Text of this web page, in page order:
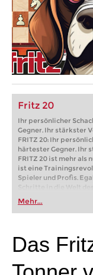
Fritz 20
Ihr persönlicher
Gegner. Ihr stärkster
FRITZ 20: Ihr
härtester Gegner. Ihr
FRITZ 20 ist mehr als
ist eine
Spieler und Profis.
Schritte in die Welt
Schachtrainings
Turnierniveau
Sie effizienter,
Mehr...
Das